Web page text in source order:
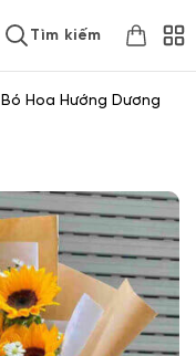
Tìm kiếm
Bó Hoa Hướng Dương